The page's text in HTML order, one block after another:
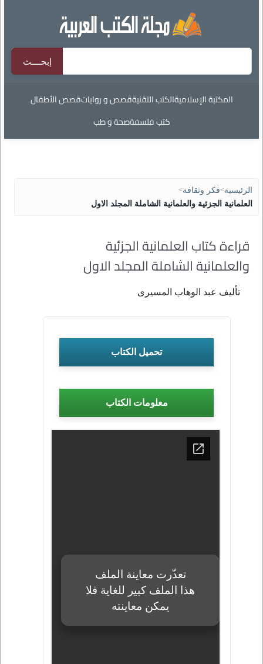
المكتبة الإسلاميةالكتب التقنيةقصص و رواياتقصص الأطفال
كتب فلسفةصحة و طب
الرئيسية>فكر وثقافة>
العلمانية الجزئية والعلمانية الشاملة المجلد الاول
قراءة كتاب العلمانية الجزئية
والعلمانية الشاملة المجلد الاول
تأليف عبد الوهاب المسيرى
تحميل الكتاب
معلومات الكتاب